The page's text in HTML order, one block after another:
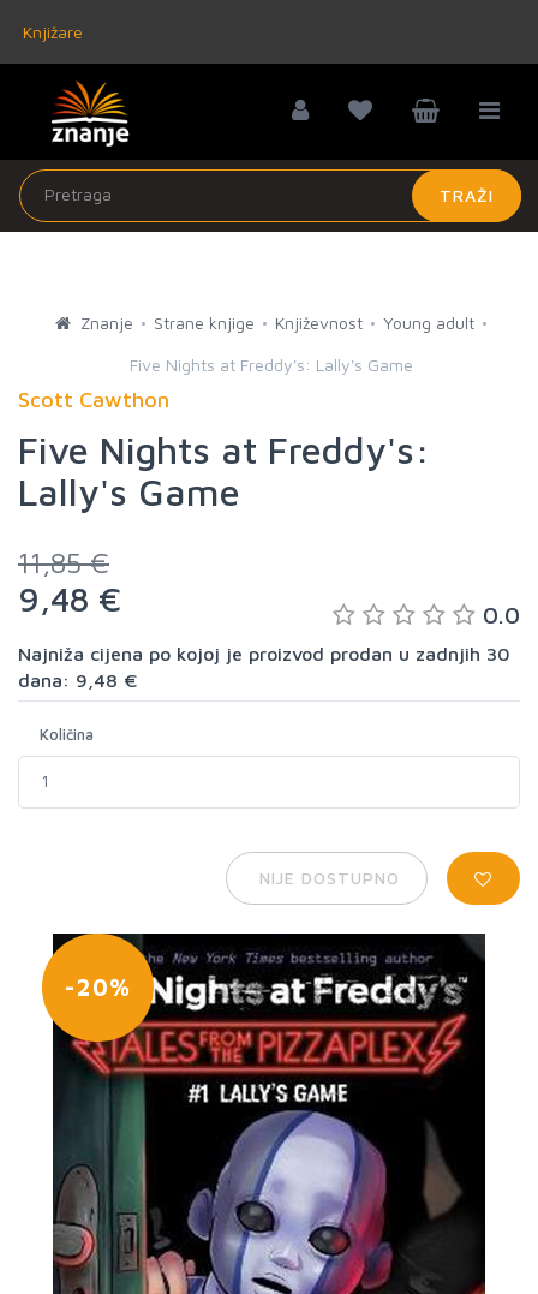
Knjižare
TRAŽI
Znanje Strane knjige Književnost Young adult
Five Nights at Freddy's: Lally's Game
Scott Cawthon
Five Nights at Freddy's:
Lally's Game
11,85 €
9,48 € 0.0
Najniža cijena po kojoj je proizvod prodan u zadnjih 30
dana: 9,48 €
Količina
NIJE DOSTUPNO
-20%